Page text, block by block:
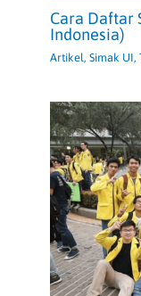
Cara Daftar
Indonesia)
Artikel,Simak UI,